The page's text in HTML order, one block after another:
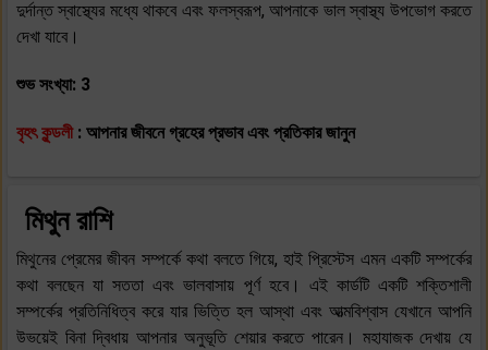
দুর্দান্ত স্বাস্থ্যের মধ্যে থাকবে এবং ফলস্বরূপ, আপনাকে ভাল স্বাস্থ্য উপভোগ করতে
দেখা যাবে।
শুভ সংখ্যা: 3
বৃহৎ কুন্ডলী : আপনার জীবনে গ্রহের প্রভাব এবং প্রতিকার জানুন
মিথুন রাশি
মিথুনের প্রেমের জীবন সম্পর্কে কথা বলতে গিয়ে, হাই প্রিস্টেস এমন একটি সম্পর্কের
কথা বলছেন যা সততা এবং ভালবাসায় পূর্ণ হবে। এই কার্ডটি একটি শক্তিশালী
সম্পর্কের প্রতিনিধিত্ব করে যার ভিত্তি হল আস্থা এবং আত্মবিশ্বাস যেখানে আপনি
উভয়েই বিনা দ্বিধায় আপনার অনুভূতি শেয়ার করতে পারেন। মহাযাজক দেখায় যে